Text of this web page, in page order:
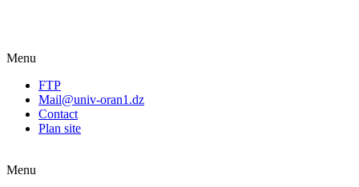
Menu
FTP
Mail@univ-oran1.dz
Contact
Plan site
Menu